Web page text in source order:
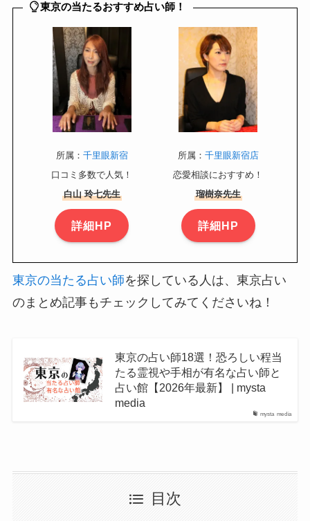
東京の当たるおすすめ占い師！
所属： 千里眼新宿
口コミ多数で人気！
白山 玲七先生
詳細HP
所属： 千里眼新宿店
恋愛相談におすすめ！
瑠樹奈先生
詳細HP
東京の当たる占い師を探している人は、東京占い
のまとめ記事もチェックしてみてくださいね！
mysta media
東京の占い師18選！恐ろしい程当
たる霊視や手相が有名な占い師と
占い館【2026年最新】 | mysta
media
目次